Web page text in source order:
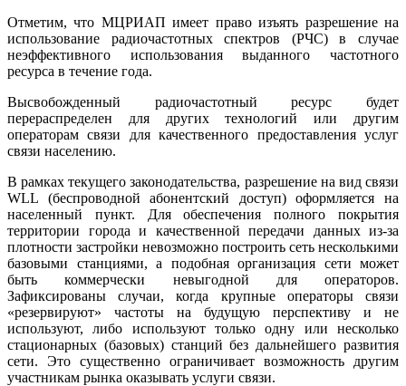
Отметим, что МЦРИАП имеет право изъять разрешение на
использование радиочастотных спектров (РЧС) в случае
неэффективного использования выданного частотного
ресурса в течение года.
Высвобожденный радиочастотный ресурс будет
перераспределен для других технологий или другим
операторам связи для качественного предоставления услуг
связи населению.
В рамках текущего законодательства, разрешение на вид связи
WLL (беспроводной абонентский доступ) оформляется на
населенный пункт. Для обеспечения полного покрытия
территории города и качественной передачи данных из-за
плотности застройки невозможно построить сеть несколькими
базовыми станциями, а подобная организация сети может
быть коммерчески невыгодной для операторов.
Зафиксированы случаи, когда крупные операторы связи
«резервируют» частоты на будущую перспективу и не
используют, либо используют только одну или несколько
стационарных (базовых) станций без дальнейшего развития
сети. Это существенно ограничивает возможность другим
участникам рынка оказывать услуги связи.